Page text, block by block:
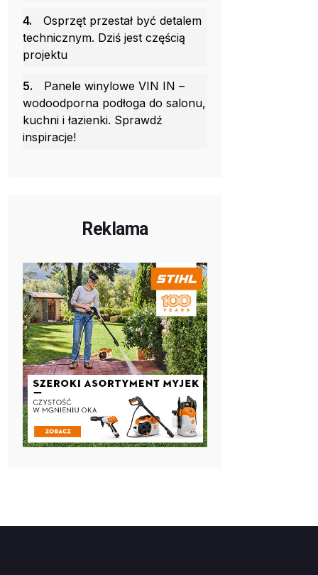
4.
Osprzęt przestał być detalem
technicznym. Dziś jest częścią
projektu
5.
Panele winylowe VIN IN –
wodoodporna podłoga do salonu,
kuchni i łazienki. Sprawdź
inspiracje!
Reklama